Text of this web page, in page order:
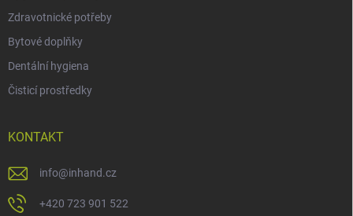
Zdravotnické potřeby
Bytové doplňky
Dentální hygiena
Čisticí prostředky
KONTAKT
info@inhand.cz
+420 723 901 522